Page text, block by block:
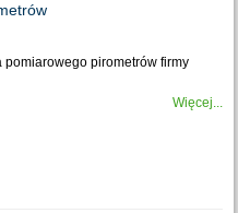
pomiarowego pirometrów firmy
Więcej...